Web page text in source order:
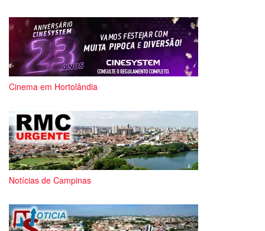
Cinema em Hortolândia
Notícias de Campinas